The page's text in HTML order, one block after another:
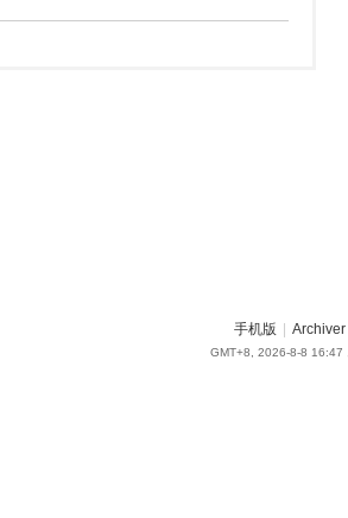
手机版 Archiver
GMT+8, 2026-8-8 16:47